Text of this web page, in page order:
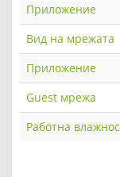
Приложение
Вид на мрежата
Приложение
Guest мрежа
Работна